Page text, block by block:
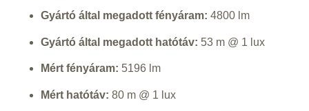
Gyártó által megadott fényáram: 4800 lm
Gyártó által megadott hatótáv: 53 m @ 1 lux
Mért fényáram: 5196 lm
Mért hatótáv: 80 m @ 1 lux